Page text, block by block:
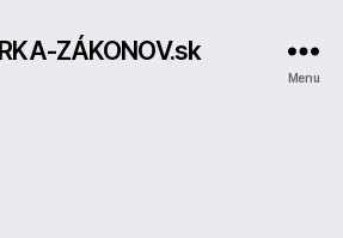
ZÁKONOV.sk
Menu